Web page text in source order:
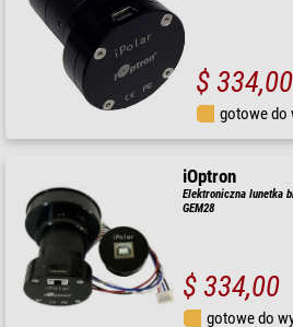
$ 334,00
gotowe do
iOptron
Elektroniczna lunetka
GEM28
$ 334,00
gotowe do